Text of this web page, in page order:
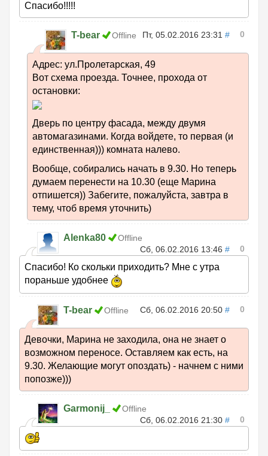
Спасибо!!!!!
T-bear Offline Пт, 05.02.2016 23:31 # 0
Адрес: ул.Пролетарская, 49
Вот схема проезда. Точнее, прохода от
остановки:
Дверь по центру фасада, между двумя
автомагазинами. Когда войдете, то первая (и
единственная))) комната налево.
Вообще, собирались начать в 9.30. Но теперь
думаем перенести на 10.30 (еще Марина
отпишется)) Забегите, пожалуйста, завтра в
тему, чтоб время уточнить)
Alenka80
Offline
Сб, 06.02.2016 13:46 # 0
Спасибо! Ко скольки приходить? Мне с утра
пораньше удобнее
T-bear Offline Сб, 06.02.2016 20:50 # 0
Девочки, Марина не заходила, она не знает о
возможном переносе. Оставляем как есть, на
9.30. Желающие могут опоздать) - начнем с ними
попозже)))
Garmonij_
Offline
Сб, 06.02.2016 21:30 # 0